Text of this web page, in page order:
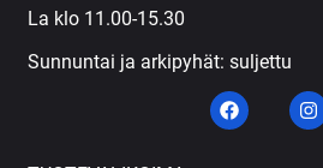
La klo 11.00-15.30
Sunnuntai ja arkipyhät: suljettu